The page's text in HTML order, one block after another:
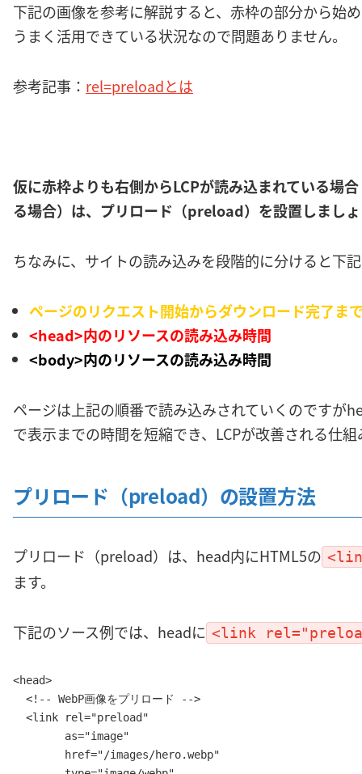
下記の画像を参考に解説すると、赤枠の部分から始
うまく活用できている状況なので問題ありません。
参考記事： rel=preloadとは
仮に赤枠よりも右側からLCPが読み込まれている場
る場合）は、プリロード（preload）を設置しまし
ちなみに、サイトの読み込みを段階的に分けると下
ページのリクエスト開始からダウンロード完了ま
<head>内のリソースの読み込み時間
<body>内のリソースの読み込み時間
ページは上記の順番で読み込みされていくのですが
で表示までの時間を短縮でき、LCPが改善される仕
プリロード（preload）の設置方法
プリロード（preload）は、head内にHTML5の
ます。
下記のソース例では、headに <link
<head>
  <!-- WebP画像をプリロード -->
  <link rel="preload"
        as="image"
        href="/images/hero.webp"